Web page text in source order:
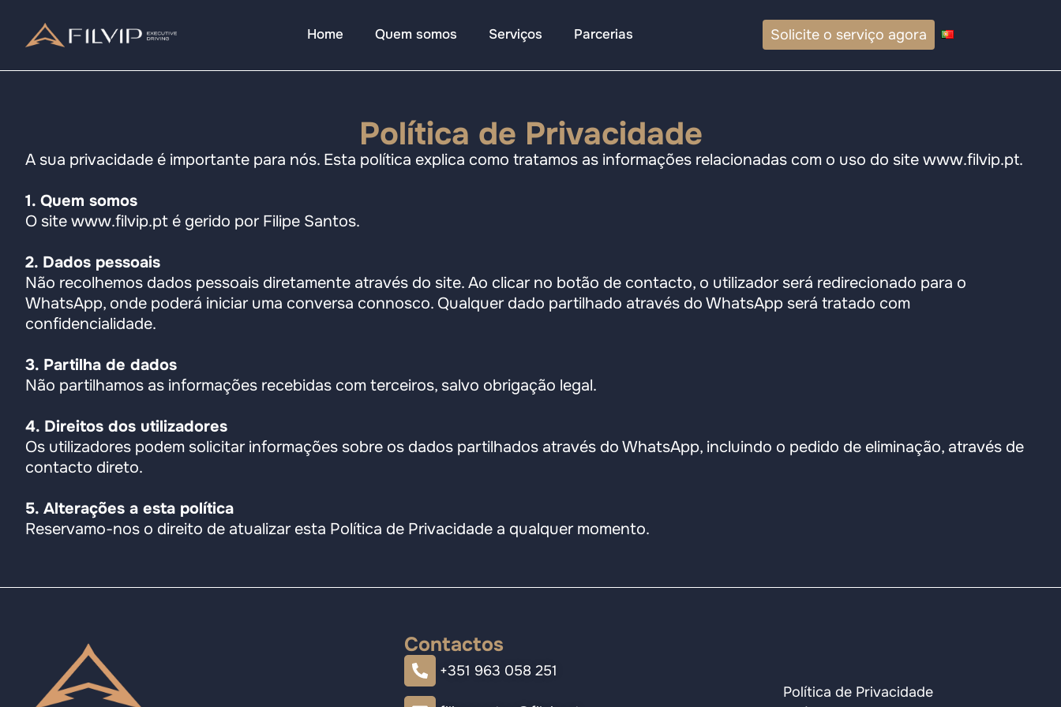
Home Quem somos Serviços Parcerias Solicite o serviço agora
Política de Privacidade
A sua privacidade é importante para nós. Esta política explica como tratamos as informações relacionadas com o uso do site www.filvip.pt.
1. Quem somos
O site www.filvip.pt é gerido por Filipe Santos.
2. Dados pessoais
Não recolhemos dados pessoais diretamente através do site. Ao clicar no botão de contacto, o utilizador será redirecionado para o
WhatsApp, onde poderá iniciar uma conversa connosco. Qualquer dado partilhado através do WhatsApp será tratado com
confidencialidade.
3. Partilha de dados
Não partilhamos as informações recebidas com terceiros, salvo obrigação legal.
4. Direitos dos utilizadores
Os utilizadores podem solicitar informações sobre os dados partilhados através do WhatsApp, incluindo o pedido de eliminação, através de
contacto direto.
5. Alterações a esta política
Reservamo-nos o direito de atualizar esta Política de Privacidade a qualquer momento.
Política de Privacidade
Contactos
+351 963 058 251